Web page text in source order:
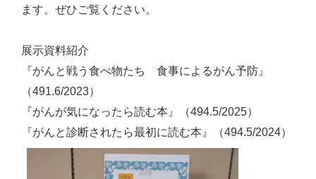
ます。ぜひご覧ください。
展示資料紹介
『がんと戦う食べ物たち 食事によるがん予防』
（491.6/2023）
『がんが気になったら読む本』（494.5/2025）
『がんと診断されたら最初に読む本』（494.5/2024）